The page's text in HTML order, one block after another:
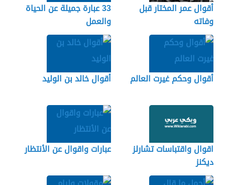
أقوال عمر المختار قبل
وفاته
33 عبارة جميلة عن الحياة
والعمل
أقوال وحكم غيرت العالم أقوال خالد بن الوليد
اقوال واقتباسات تشارلز
ديكنز
عبارات واقوال عن الأنتظار